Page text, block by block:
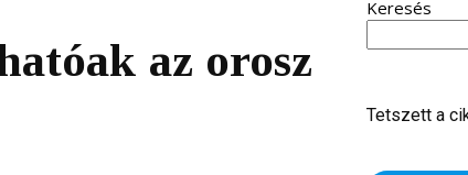
az orosz
Keresés
Tetszett a